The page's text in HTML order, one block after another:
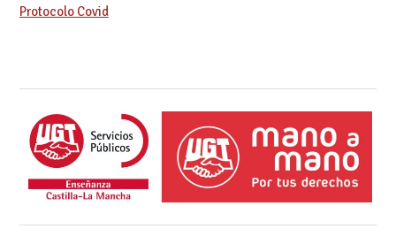
Protocolo Covid